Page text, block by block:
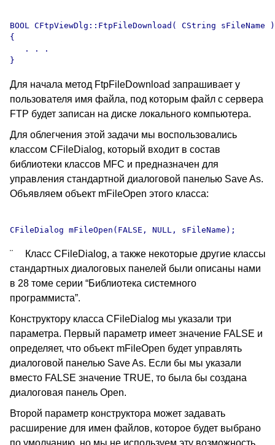
BOOL CFtpViewDlg::FtpFileDownload( CString sFileName )
{
   . . .
Для начала метод FtpFileDownload запрашивает у
пользователя имя файла, под которым файл с сервера
FTP будет записан на диске локального компьютера.
Для облегчения этой задачи мы воспользовались
классом CFileDialog, который входит в состав
библиотеки классов MFC и предназначен для
управления стандартной диалоговой панелью Save As.
Объявляем объект mFileOpen этого класса:
¨ Класс CFileDialog, а также некоторые другие классы
стандартных диалоговых панелей были описаны нами
в 28 томе серии “Библиотека системного
программиста”.
Конструктору класса CFileDialog мы указали три
параметра. Первый параметр имеет значение FALSE и
определяет, что объект mFileOpen будет управлять
диалоговой панелью Save As. Если бы мы указали
вместо FALSE значение TRUE, то была бы создана
диалоговая панель Open.
Второй параметр конструктора может задавать
расширение для имен файлов, которое будет выбрано
по умолчанию, но мы не используем эту возможность,